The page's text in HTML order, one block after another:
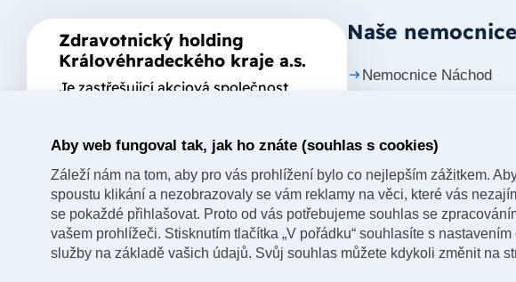
Zdravotnický holding
Královéhradeckého kraje a.s.
Je zastřešující akciová společnost
společnosti.
Naše nemocnice
Nemocnice Náchod
Nemocnice Jičín
Nemocnice Dvůr
nad Labem
Nemocnice Rychnov
Kněžnou
Aby web fungoval tak, jak ho znáte (souhlas s cookies)
Záleží nám na tom, aby pro vás prohlížení bylo co nejlepším zážitkem.
spoustu klikání a nezobrazovaly se vám reklamy na věci, které vás
se pokaždé přihlašovat. Proto od vás potřebujeme souhlas se
vašem prohlížeči. Stisknutím tlačítka „V pořádku“ souhlasíte s
služby na základě vašich údajů. Svůj souhlas můžete kdykoli změnit na